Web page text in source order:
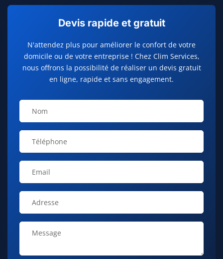
Devis rapide et gratuit
N'attendez plus pour améliorer le confort de votre
domicile ou de votre entreprise ! Chez Clim Services,
nous offrons la possibilité de réaliser un devis gratuit
en ligne, rapide et sans engagement.